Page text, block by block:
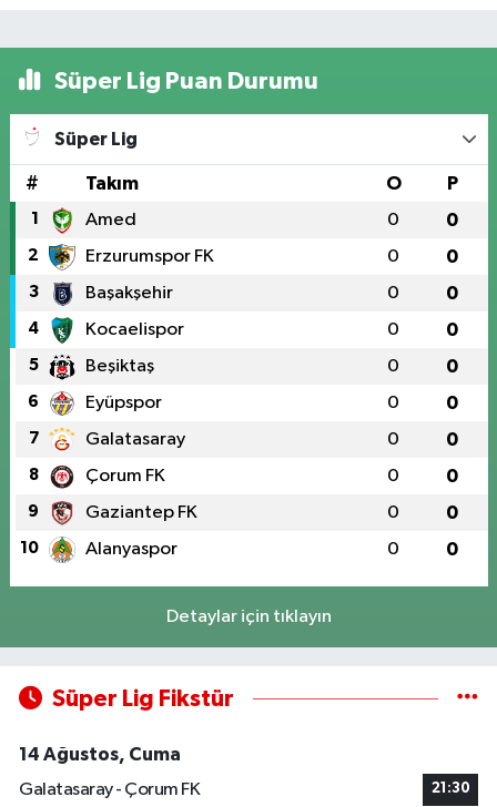
Süper Lig Puan Durumu
Süper Lig
# Takım O P
1 Amed 0 0
2 Erzurumspor FK 0 0
3 Başakşehir 0 0
4 Kocaelispor 0 0
5 Beşiktaş 0 0
6 Eyüpspor 0 0
7 Galatasaray 0 0
8 Çorum FK 0 0
9 Gaziantep FK 0 0
10 Alanyaspor 0 0
Detaylar için tıklayın
Süper Lig Fikstür
14 Ağustos, Cuma
Galatasaray - Çorum FK
21:30